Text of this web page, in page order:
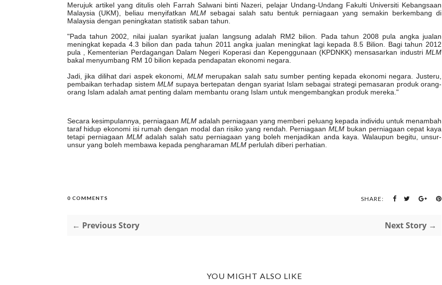
Merujuk artikel yang ditulis oleh Farrah Salwani binti Nazeri, pelajar Undang-Undang Fakulti Universiti Kebangsaan
Malaysia (UKM), beliau menyifatkanMLM sebagai salah satu bentuk perniagaan yang semakin berkembang di
Malaysia dengan peningkatan statistik saban tahun.
"Pada tahun 2002, nilai jualan syarikat jualan langsung adalah RM2 bilion. Pada tahun 2008 pula angka jualan
meningkat kepada 4.3 bilion dan pada tahun 2011 angka jualan meningkat lagi kepada 8.5 Bilion. Bagi tahun 2012
pula , Kementerian Perdagangan Dalam Negeri Koperasi dan Kepenggunaan (KPDNKK) mensasarkan industri MLM
bakal menyumbang RM 10 bilion kepada pendapatan ekonomi negara.
Jadi, jika dilihat dari aspek ekonomi, MLMmerupakan salah satu sumber penting kepada ekonomi negara.Justeru,
pembaikan terhadap sistem MLM supaya bertepatan dengan syariat Islam sebagai strategi pemasaran produk orang-
orang Islam adalah amat penting dalam membantu orang Islam untuk mengembangkan produk mereka."
Secara kesimpulannya, perniagaan MLMadalah perniagaan yang memberi peluang kepada individu untuk menambah
taraf hidup ekonomi isi rumah dengan modal dan risiko yang rendah. PerniagaanMLM bukan perniagaan cepat kaya
tetapi perniagaan MLMadalah salah satu perniagaan yang boleh menjadikan anda kaya. Walaupun begitu, unsur-
unsur yang boleh membawa kepada pengharaman MLMperlulah diberi perhatian.
0 COMMENTS SHARE:
← Previous Story Next Story →
YOU MIGHT ALSO LIKE